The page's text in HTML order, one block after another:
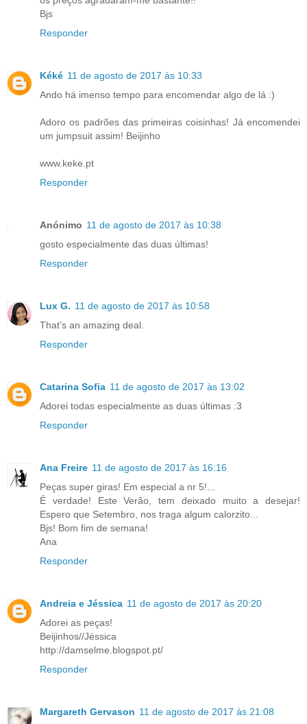
Bjs
Responder
Kéké 11 de agosto de 2017 às 10:33
Ando há imenso tempo para encomendar algo de lá :)
Adoro os padrões das primeiras coisinhas! Já encomendei
um jumpsuit assim! Beijinho
www.keke.pt
Responder
Anónimo 11 de agosto de 2017 às 10:38
gosto especialmente das duas últimas!
Responder
Lux G. 11 de agosto de 2017 às 10:58
That's an amazing deal.
Responder
Catarina Sofia 11 de agosto de 2017 às 13:02
Adorei todas especialmente as duas últimas :3
Responder
Ana Freire 11 de agosto de 2017 às 16:16
Peças super giras! Em especial a nr 5!...
É verdade! Este Verão, tem deixado muito a desejar!
Espero que Setembro, nos traga algum calorzito...
Bjs! Bom fim de semana!
Ana
Responder
Andreia e Jéssica 11 de agosto de 2017 às 20:20
Adorei as peças!
Beijinhos//Jéssica
http://damselme.blogspot.pt/
Responder
Margareth Gervason 11 de agosto de 2017 às 21:08